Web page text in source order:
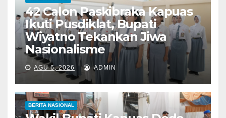
42 Calon Paskibraka Kapuas
Ikuti Pusdiklat, Bupati
Wiyatno Tekankan Jiwa
Nasionalisme
AGU 6, 2026 ADMIN
BERITA NASIONAL